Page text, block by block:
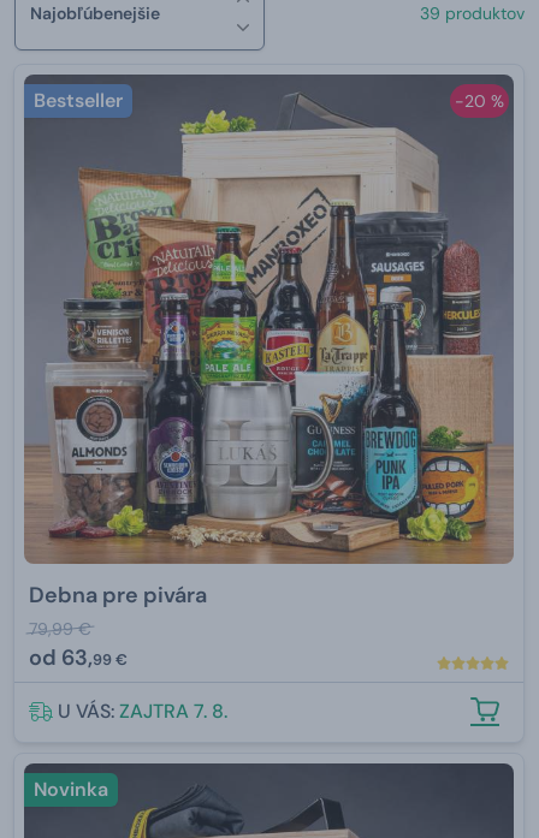
Najobľúbenejšie 39 produktov
-20 %
Bestseller
Debna pre pivára
79,99 €
od 63,99 €
U VÁS:ZAJTRA 7. 8.
Novinka